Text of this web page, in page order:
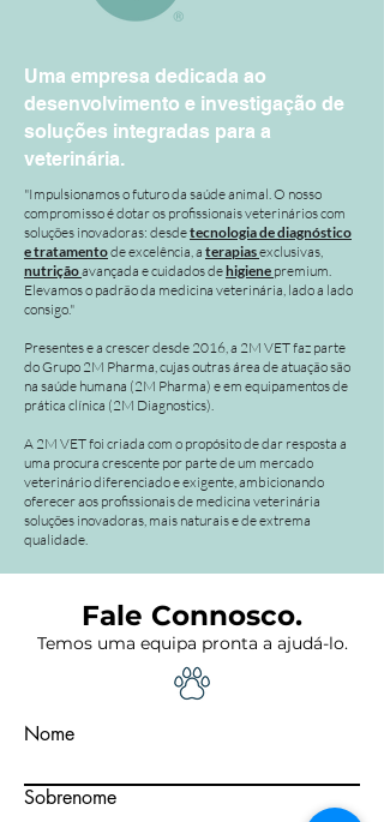
Uma empresa dedicada ao
desenvolvimento e investigação de
soluções integradas para a
veterinária.
"Impulsionamos o futuro da saúde animal. O nosso
compromisso é dotar os profissionais veterinários com
soluções inovadoras: desdetecnologia de diagnóstico
e tratamentode excelência, a terapiasexclusivas,
nutriçãoavançada e cuidados dehigiene premium.
Elevamos o padrão da medicina veterinária, lado a lado
consigo."
Presentes e a crescer desde 2016, a 2M VET faz parte
do Grupo 2M Pharma, cujas outras área de atuação são
na saúde humana (2M Pharma) e em equipamentos de
prática clínica (2M Diagnostics).
A 2M VET foi criada com o propósito de dar resposta a
uma procura crescente por parte de um mercado
veterinário diferenciado e exigente, ambicionando
oferecer aos profissionais de medicina veterinária
soluções inovadoras, mais naturais e de extrema
qualidade.
Fale Connosco.
Temos uma equipa pronta a ajudá-lo.
Nome
Sobrenome